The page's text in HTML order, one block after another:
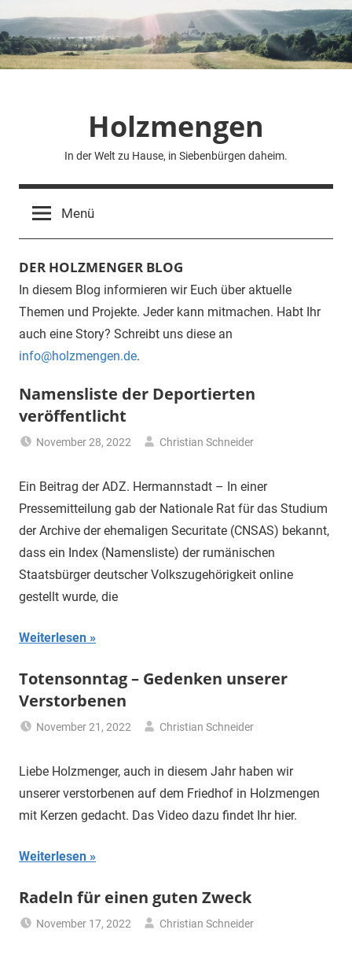
Inhalt
springen
Holzmengen
In der Welt zu Hause, in Siebenbürgen daheim.
Menü
DER HOLZMENGER BLOG
In diesem Blog informieren wir Euch über aktuelle
Themen und Projekte. Jeder kann mitmachen. Habt Ihr
auch eine Story? Schreibt uns diese an
info@holzmengen.de.
Namensliste der Deportierten
veröffentlicht
November 28, 2022
Christian Schneider
Ein Beitrag der ADZ. Hermannstadt – In einer
Pressemitteilung gab der Nationale Rat für das Studium
der Archive der ehemaligen Securitate (CNSAS) bekannt,
dass ein Index (Namensliste) der rumänischen
Staatsbürger deutscher Volkszugehörigkeit online
gestellt wurde, die
Weiterlesen
Totensonntag – Gedenken unserer
Verstorbenen
November 21, 2022
Christian Schneider
Liebe Holzmenger, auch in diesem Jahr haben wir
unserer verstorbenen auf dem Friedhof in Holzmengen
mit Kerzen gedacht. Das Video dazu findet Ihr hier.
Weiterlesen
Radeln für einen guten Zweck
November 17, 2022
Christian Schneider